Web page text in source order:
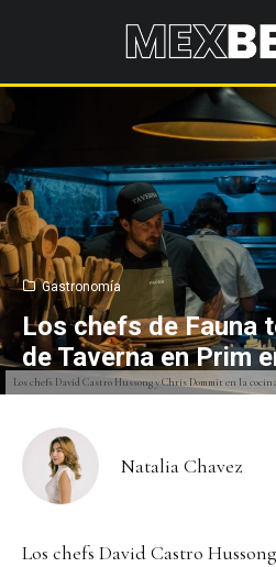
Los chefs David Castro Hussong y Chris Dommit en la
Gastronomía
Los chefs de Fauna
de Taverna en Prim
Natalia Chavez
Los chefs David Castro